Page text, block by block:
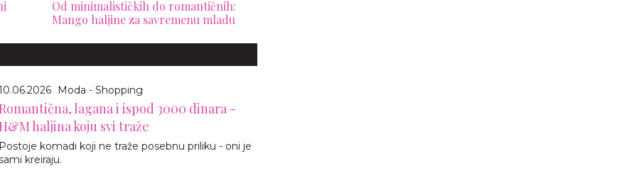
Od minimalističkih do romantičnih:
Mango haljine za savremenu mladu
Moda - Shopping
lagana i ispod 3000 dinara -
haljina koju svi traže
Postoje komadi koji ne traže posebnu priliku - oni je
kreiraju.